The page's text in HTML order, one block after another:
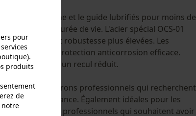
garde la chaîne et le guide lubrifiés pour moins de
une longue durée de vie. L'acier spécial OCS-01
conservation et robustesse plus élevées. Les
offrent une protection anticorrosion efficace.
grâce à un recul réduit.
pour les bûcherons professionnels qui recherchent
haute performance. Également idéales pour les
et utilisateurs professionnels qui souhaitent avoir
pour
produits
de
notre